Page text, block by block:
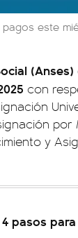
este
(Anses)
con
y
pasos